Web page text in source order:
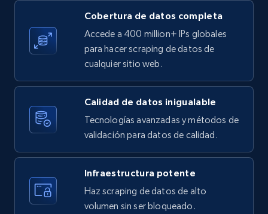
ID, User posted, Name, Description, Date
posted, Photos, URL, Quoted post, and more.
1.2K+
X (formerly Twitter) - Posts - Collecting
posted, Photos, URL, Quoted post, and more.
1.2K+ Prueba gratuita
Cobertura de datos completa
Accede a 400 million+ IPs globales
para hacer scraping de datos de
cualquier sitio web.
Calidad de datos inigualable
Tecnologías avanzadas y métodos de
validación para datos de calidad.
Infraestructura potente
Haz scraping de datos de alto
volumen sin ser bloqueado.